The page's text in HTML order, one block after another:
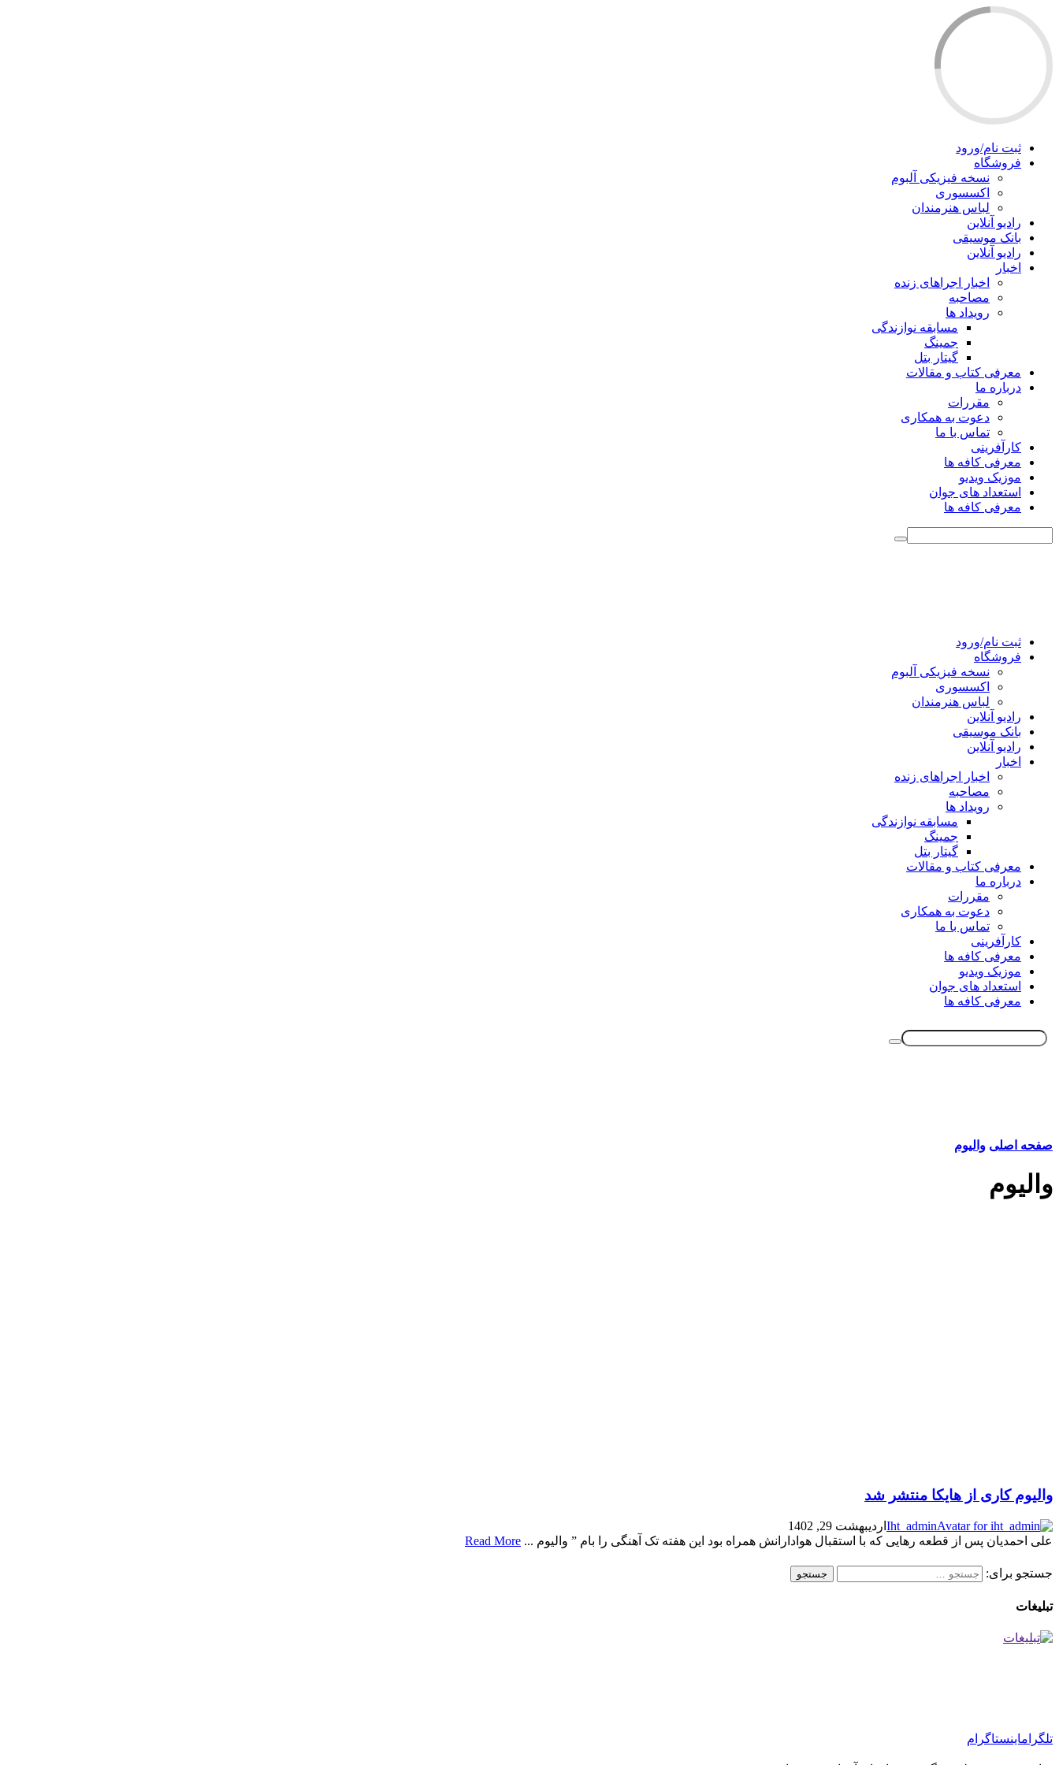
ثبت نام/ورود
فروشگاه
نسخه فیزیکی آلبوم
اکسسوری
لباس هنرمندان
رادیو آنلاین
بانک موسیقی
رادیو آنلاین
اخبار
اخبار اجراهای زنده
مصاحبه
رویداد ها
مسابقه نوازندگی
جمینگ
گیتار بتل
معرفی کتاب و مقالات
درباره ما
مقررات
دعوت به همکاری
تماس با ما
کارآفرینی
معرفی کافه ها
موزیک ویدیو
استعداد های جوان
معرفی کافه ها
ثبت نام/ورود
فروشگاه
نسخه فیزیکی آلبوم
اکسسوری
لباس هنرمندان
رادیو آنلاین
بانک موسیقی
رادیو آنلاین
اخبار
اخبار اجراهای زنده
مصاحبه
رویداد ها
مسابقه نوازندگی
جمینگ
گیتار بتل
معرفی کتاب و مقالات
درباره ما
مقررات
دعوت به همکاری
تماس با ما
کارآفرینی
معرفی کافه ها
موزیک ویدیو
استعداد های جوان
معرفی کافه ها
صفحه اصلی والیوم
والیوم
والیوم کاری از هایکا منتشر شد
Iht_admin اردیبهشت 29, 1402
علی احمدیان پس از قطعه رهایی که با استقبال هوادارانش همراه بود این هفته تک آهنگی را بام ” والیوم ... Read More
جستجو برای:
تبلیغات
تلگراماینستاگرام